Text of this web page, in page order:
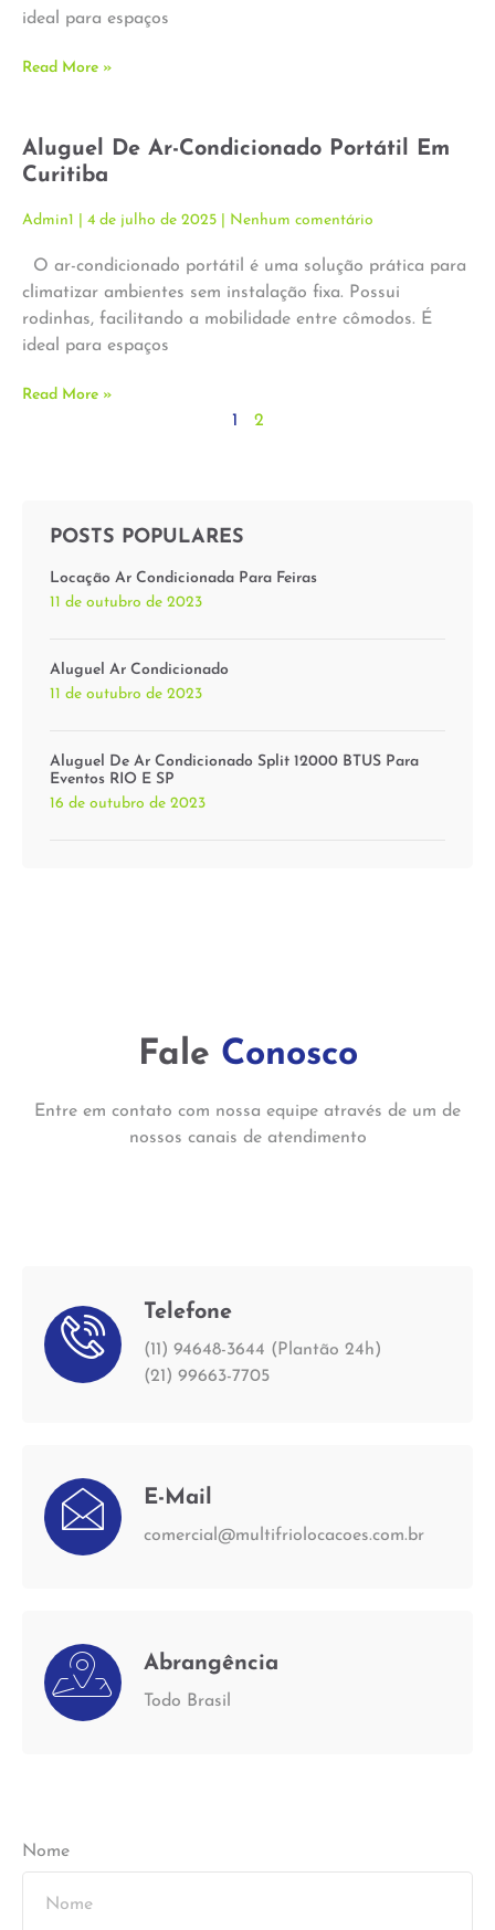
ideal para espaços
Read More »
Aluguel De Ar-Condicionado Portátil Em
Curitiba
Admin1 4 de julho de 2025 Nenhum comentário
O ar-condicionado portátil é uma solução prática para
climatizar ambientes sem instalação fixa. Possui
rodinhas, facilitando a mobilidade entre cômodos. É
ideal para espaços
Read More »
1 2
POSTS POPULARES
Locação Ar Condicionada Para Feiras
11 de outubro de 2023
Aluguel Ar Condicionado
11 de outubro de 2023
Aluguel De Ar Condicionado Split 12000 BTUS Para
Eventos RIO E SP
16 de outubro de 2023
Fale Conosco
Entre em contato com nossa equipe através de um de
nossos canais de atendimento
Telefone
(11) 94648-3644 (Plantão 24h)
(21) 99663-7705
E-Mail
comercial@multifriolocacoes.com.br
Abrangência
Todo Brasil
Nome